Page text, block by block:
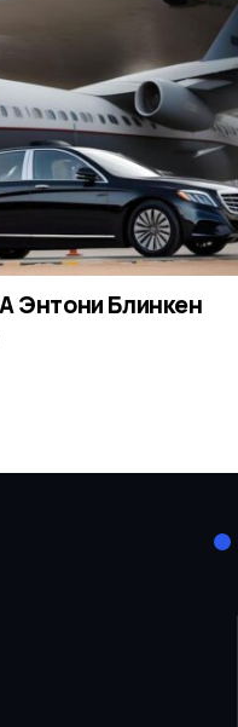
Энтони Блинкен